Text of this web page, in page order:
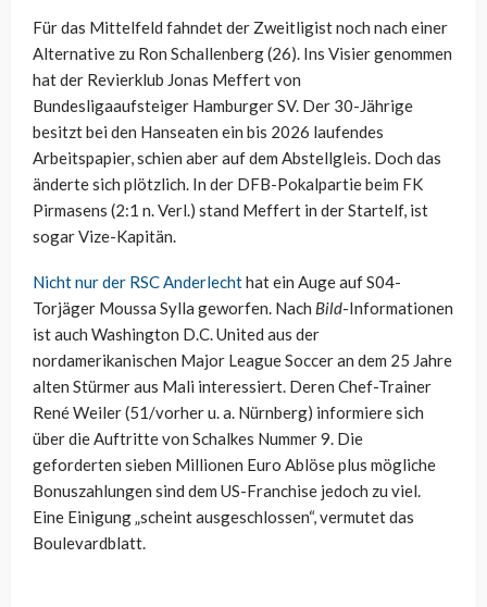
Für das Mittelfeld fahndet der Zweitligist noch nach einer
Alternative zu Ron Schallenberg (26). Ins Visier genommen
hat der Revierklub Jonas Meffert von
Bundesligaaufsteiger Hamburger SV. Der 30-Jährige
besitzt bei den Hanseaten ein bis 2026 laufendes
Arbeitspapier, schien aber auf dem Abstellgleis. Doch das
änderte sich plötzlich. In der DFB-Pokalpartie beim FK
Pirmasens (2:1 n. Verl.) stand Meffert in der Startelf, ist
sogar Vize-Kapitän.
Nicht nur der RSC Anderlechthat ein Auge auf S04-
Torjäger Moussa Sylla geworfen. Nach Bild-Informationen
ist auch Washington D.C. United aus der
nordamerikanischen Major League Soccer an dem 25 Jahre
alten Stürmer aus Mali interessiert. Deren Chef-Trainer
René Weiler (51/vorher u. a. Nürnberg) informiere sich
über die Auftritte von Schalkes Nummer 9. Die
geforderten sieben Millionen Euro Ablöse plus mögliche
Bonuszahlungen sind dem US-Franchise jedoch zu viel.
Eine Einigung „scheint ausgeschlossen“, vermutet das
Boulevardblatt.